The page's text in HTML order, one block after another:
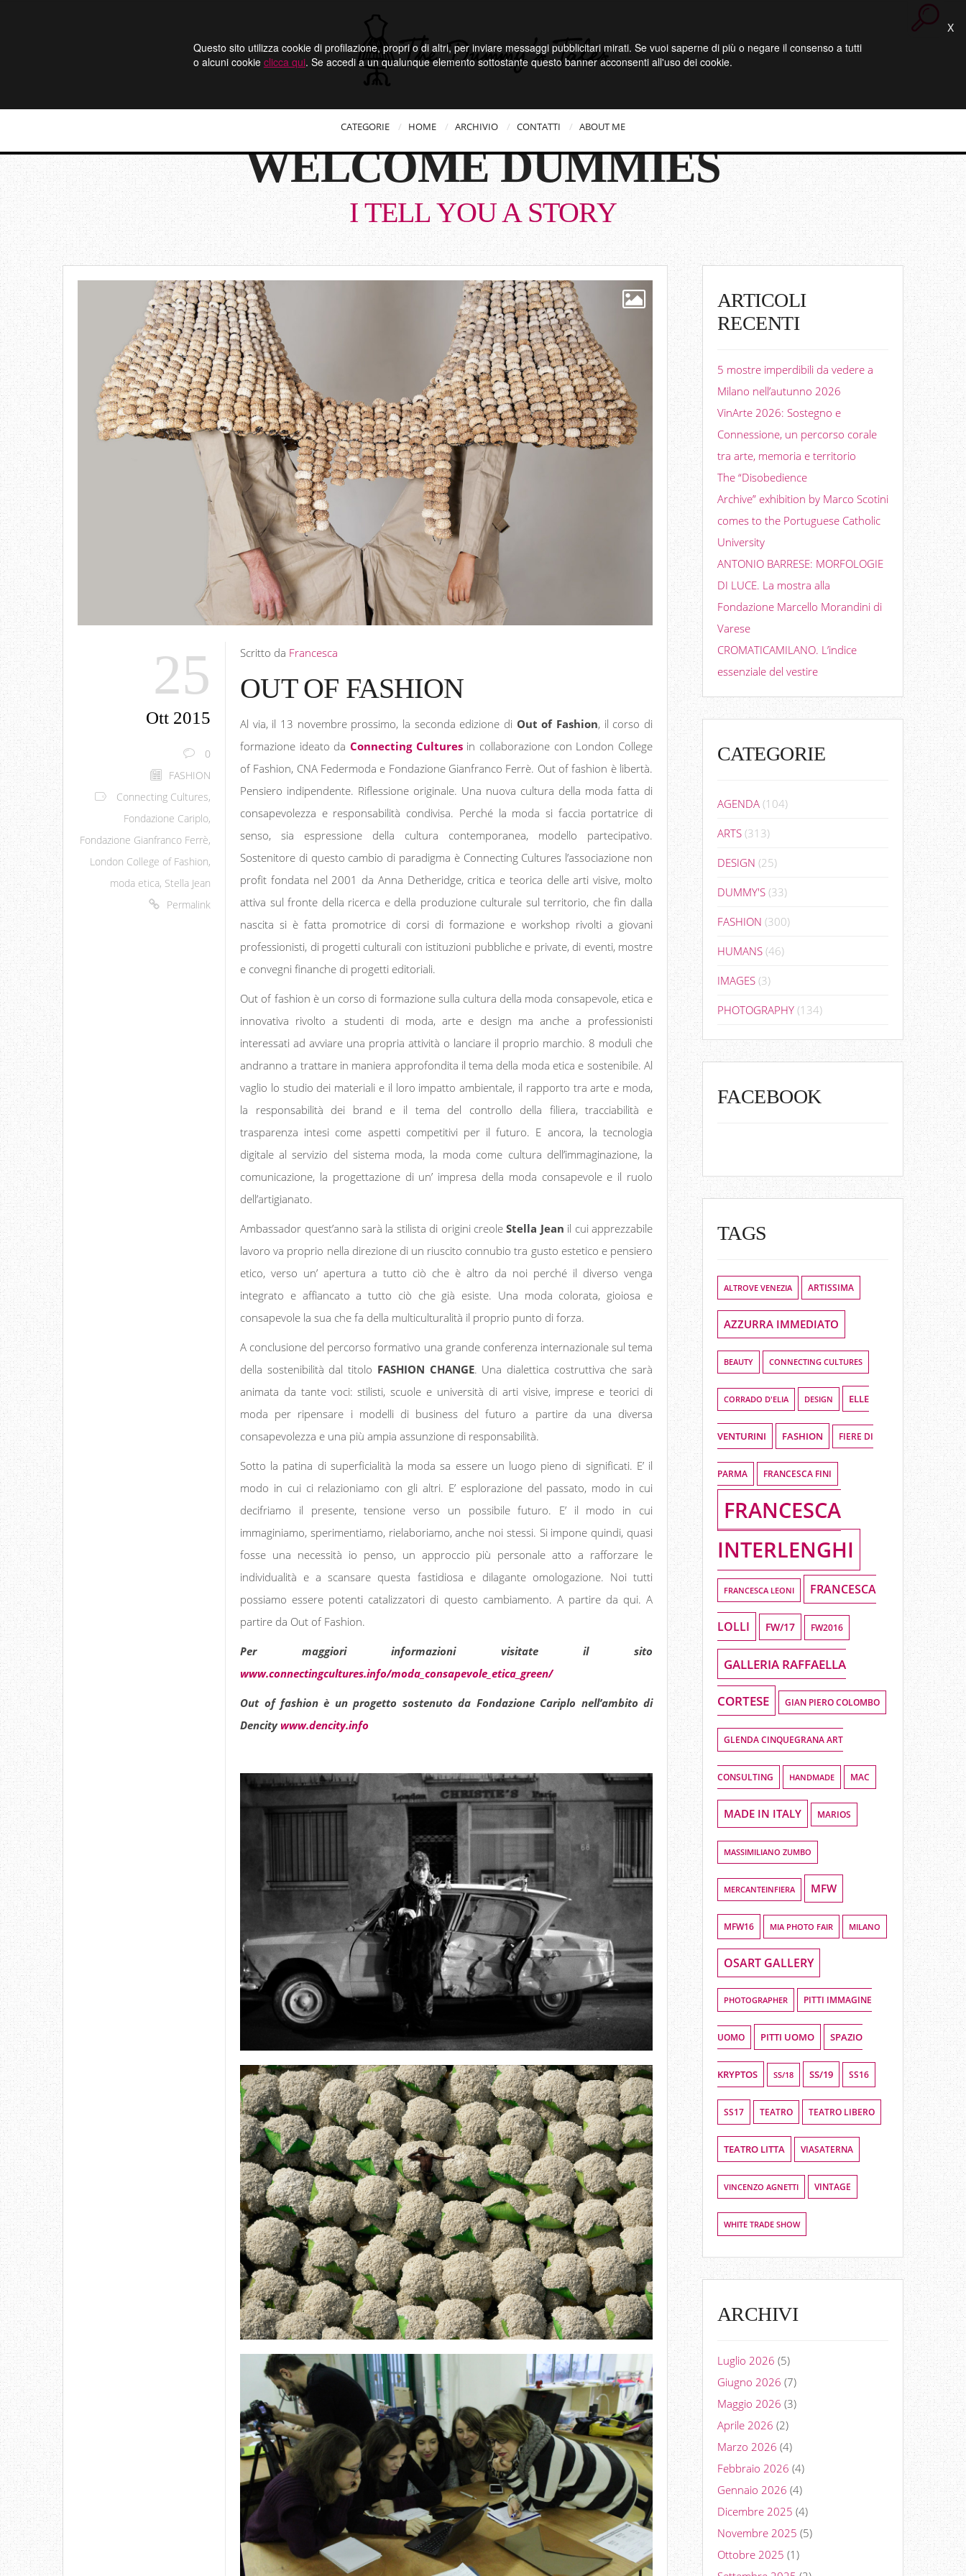
Questo sito utilizza cookie di profilazione, propri o di altri, per inviare messaggi pubblicitari mirati. Se vuoi saperne di più o negare il consenso a tutti
o alcuni cookie clicca qui. Se accedi a un qualunque elemento sottostante questo banner acconsenti all'uso dei cookie.
X
CATEGORIE HOME ARCHIVIO CONTATTI ABOUT ME
WELCOME DUMMIES
I TELL YOU A STORY
25
Ott 2015
0
FASHION
Connecting Cultures,
Fondazione Cariplo,
Fondazione Gianfranco Ferrè,
London College of Fashion,
moda etica, Stella Jean
Permalink
Scritto da Francesca
OUT OF FASHION
Al via, il 13 novembre prossimo, la seconda edizione di Out of Fashion, il corso di
formazione ideato daConnecting Culturesin collaborazione con London College
of Fashion, CNA Federmoda e Fondazione Gianfranco Ferrè. Out of fashion è libertà.
Pensiero indipendente. Riflessione originale. Una nuova cultura della moda fatta di
consapevolezza e responsabilità condivisa. Perché la moda si faccia portatrice di
senso, sia espressione della cultura contemporanea, modello partecipativo.
Sostenitore di questo cambio di paradigma è Connecting Cultures l’associazione non
profit fondata nel 2001 da Anna Detheridge, critica e teorica delle arti visive, molto
attiva sul fronte della ricerca e della produzione culturale sul territorio, che fin dalla
nascita si è fatta promotrice di corsi di formazione e workshop rivolti a giovani
professionisti, di progetti culturali con istituzioni pubbliche e private, di eventi, mostre
e convegni finanche di progetti editoriali.
Out of fashion è un corso di formazione sulla cultura della moda consapevole, etica e
innovativa rivolto a studenti di moda, arte e design ma anche a professionisti
interessati ad avviare una propria attività o lanciare il proprio marchio. 8 moduli che
andranno a trattare in maniera approfondita il tema della moda etica e sostenibile. Al
vaglio lo studio dei materiali e il loro impatto ambientale, il rapporto tra arte e moda,
la responsabilità dei brand e il tema del controllo della filiera, tracciabilità e
trasparenza intesi come aspetti competitivi per il futuro. E ancora, la tecnologia
digitale al servizio del sistema moda, la moda come cultura dell’immaginazione, la
comunicazione, la progettazione di un’ impresa della moda consapevole e il ruolo
dell’artigianato.
Ambassador quest’anno sarà la stilista di origini creoleStella Jean il cui apprezzabile
lavoro va proprio nella direzione di un riuscito connubio tra gusto estetico e pensiero
etico, verso un’ apertura a tutto ciò che è altro da noi perché il diverso venga
integrato e affiancato a tutto ciò che già esiste. Una moda colorata, gioiosa e
consapevole la sua che fa della multiculturalità il proprio punto di forza.
A conclusione del percorso formativo una grande conferenza internazionale sul tema
della sostenibilità dal titolo FASHION CHANGE. Una dialettica costruttiva che sarà
animata da tante voci: stilisti, scuole e università di arti visive, imprese e teorici di
moda per ripensare i modelli di business del futuro a partire da una diversa
consapevolezza e una più ampia assunzione di responsabilità.
Sotto la patina di superficialità la moda sa essere un luogo pieno di significati. E’ il
modo in cui ci relazioniamo con gli altri. E’ esplorazione del passato, modo in cui
decifriamo il presente, tensione verso un possibile futuro. E’ il modo in cui
immaginiamo, sperimentiamo, rielaboriamo, anche noi stessi. Si impone quindi, quasi
fosse una necessità io penso, un approccio più personale atto a rafforzare le
individualità e a scansare questa fastidiosa e dilagante omologazione. Noi tutti
possiamo essere potenti catalizzatori di questo cambiamento. A partire da qui. A
partire da Out of Fashion.
Per maggiori informazioni visitate il sito
www.connectingcultures.info/moda_consapevole_etica_green/
Out of fashion è un progetto sostenuto da Fondazione Cariplo nell’ambito di
Dencity www.dencity.info
ARTICOLI
RECENTI
5 mostre imperdibili da vedere a
Milano nell’autunno 2026
VinArte 2026: Sostegno e
Connessione, un percorso corale
tra arte, memoria e territorio
The “Disobedience
Archive” exhibition by Marco Scotini
comes to the Portuguese Catholic
University
ANTONIO BARRESE: MORFOLOGIE
DI LUCE. La mostra alla
Fondazione Marcello Morandini di
Varese
CROMATICAMILANO. L’indice
essenziale del vestire
CATEGORIE
AGENDA (104)
ARTS (313)
DESIGN (25)
DUMMY'S (33)
FASHION (300)
HUMANS (46)
IMAGES (3)
PHOTOGRAPHY (134)
FACEBOOK
TAGS
ALTROVE VENEZIA ARTISSIMA
AZZURRA IMMEDIATO
BEAUTY CONNECTING CULTURES
CORRADO D'ELIA DESIGN ELLE
VENTURINI FASHION FIERE DI
PARMA FRANCESCA FINI
FRANCESCA
INTERLENGHI
FRANCESCA LEONI FRANCESCA
LOLLI FW/17 FW2016
GALLERIA RAFFAELLA
CORTESE GIAN PIERO COLOMBO
GLENDA CINQUEGRANA ART
CONSULTING HANDMADE MAC
MADE IN ITALY MARIOS
MASSIMILIANO ZUMBO
MERCANTEINFIERA MFW
MFW16 MIA PHOTO FAIR MILANO
OSART GALLERY
PHOTOGRAPHER PITTI IMMAGINE
UOMO PITTI UOMO SPAZIO
KRYPTOS SS/18 SS/19 SS16
SS17 TEATRO TEATRO LIBERO
TEATRO LITTA VIASATERNA
VINCENZO AGNETTI VINTAGE
WHITE TRADE SHOW
ARCHIVI
Luglio 2026 (5)
Giugno 2026 (7)
Maggio 2026 (3)
Aprile 2026 (2)
Marzo 2026 (4)
Febbraio 2026 (4)
Gennaio 2026 (4)
Dicembre 2025 (4)
Novembre 2025 (5)
Ottobre 2025 (1)